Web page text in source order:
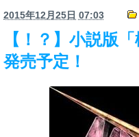
2015年12月25日 07:03
【！？】小説版
発売予定！